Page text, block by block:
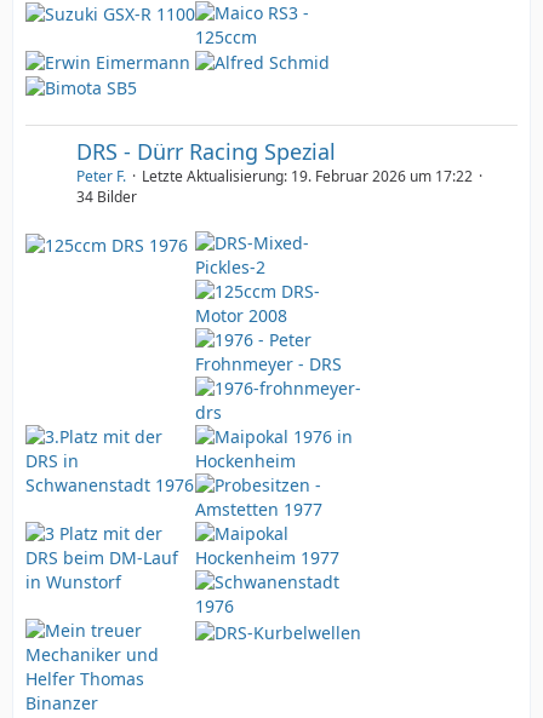
DRS - Dürr Racing Spezial
Peter F. Letzte Aktualisierung: 19. Februar 2026 um 17:22
34 Bilder